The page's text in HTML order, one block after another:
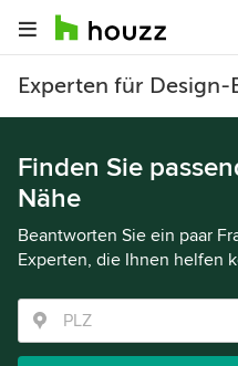
Experten für
Finden Sie
Nähe
Beantworten Sie ein paar
Experten, die Ihnen helfen